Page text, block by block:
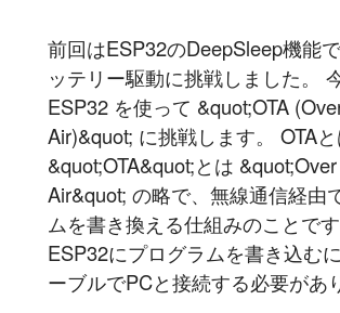
前回はESP32のDeepSleep機能
ッテリー駆動に挑戦しました。
ESP32 を使って &quot;OTA
Air)&quot; に挑戦します。 OTA
&quot;OTA&quot;とは
Air&quot; の略で、無線通信経由
ムを書き換える仕組みのことです
ESP32にプログラムを書き込む
ーブルでPCと接続する必要があ